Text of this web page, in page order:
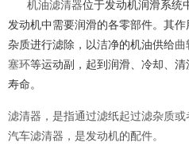
机油滤清器位于发动机润滑系统
发动机中需要润滑的各零部件。其作
杂质进行滤除，以洁净的机油供给曲
塞环等运动副，起到润滑、冷却、
寿命。
滤清器，是指通过滤纸起过滤杂质
汽车滤清器，是发动机的配件。